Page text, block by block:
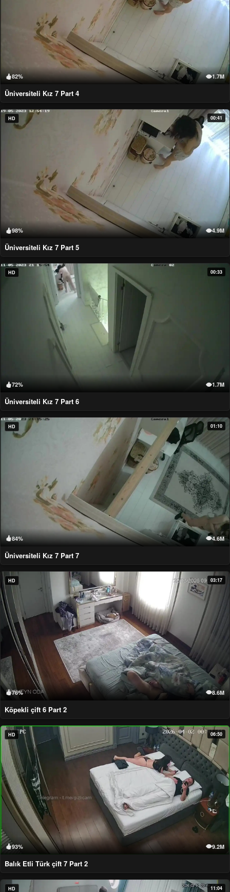
82% 1.7M
Üniversiteli Kız 7 Part 4
HD 00:41
98% 4.9M
Üniversiteli Kız 7 Part 5
HD 00:33
72% 1.7M
Üniversiteli Kız 7 Part 6
HD 01:10
84% 4.6M
Üniversiteli Kız 7 Part 7
HD 03:17
76% 8.6M
Köpekli çift 6 Part 2
HD 06:50
93% 9.2M
Balık Etli Türk çift 7 Part 2
HD 11:04